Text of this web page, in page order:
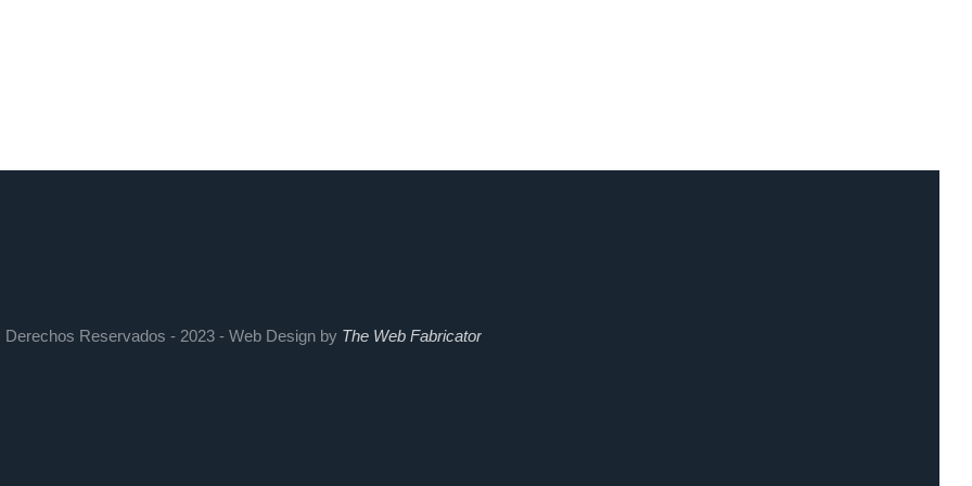
Derechos Reservados - 2023 - Web Design by The Web Fabricator